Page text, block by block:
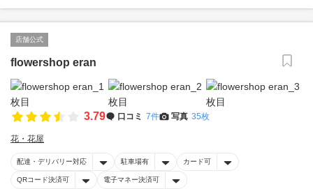
店舗公式
flowershop eran
3.79 口コミ 7件 写真 35枚
花・花屋
配達・デリバリー対応 駐車場有 カード可
QRコード決済可 電子マネー決済可